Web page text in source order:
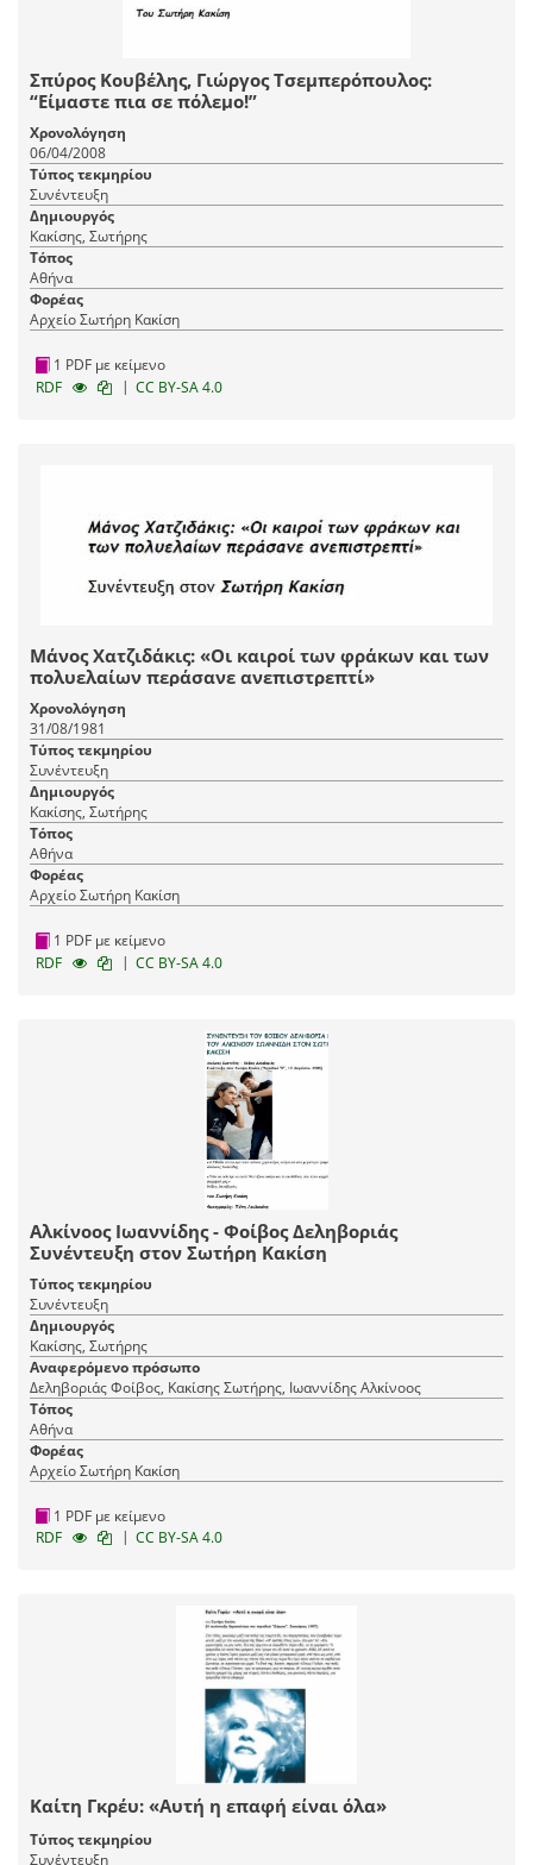
Σπύρος Κουβέλης, Γιώργος Τσεμπερόπουλος:
“Είμαστε πια σε πόλεμο!”
Χρονολόγηση
06/04/2008
Τύπος τεκμηρίου
Συνέντευξη
Δημιουργός
Κακίσης, Σωτήρης
Τόπος
Αθήνα
Φορέας
Αρχείο Σωτήρη Κακίση
1 PDF με κείμενο
RDF
| CC BY-SA 4.0
Μάνος Χατζιδάκις: «Οι καιροί των φράκων και των
πολυελαίων περάσανε ανεπιστρεπτί»
Χρονολόγηση
31/08/1981
Τύπος τεκμηρίου
Συνέντευξη
Δημιουργός
Κακίσης, Σωτήρης
Τόπος
Αθήνα
Φορέας
Αρχείο Σωτήρη Κακίση
1 PDF με κείμενο
RDF
| CC BY-SA 4.0
Αλκίνοος Ιωαννίδης - Φοίβος Δεληβοριάς
Συνέντευξη στον Σωτήρη Κακίση
Τύπος τεκμηρίου
Συνέντευξη
Δημιουργός
Κακίσης, Σωτήρης
Αναφερόμενο πρόσωπο
Δεληβοριάς Φοίβος, Κακίσης Σωτήρης, Ιωαννίδης Αλκίνοος
Τόπος
Αθήνα
Φορέας
Αρχείο Σωτήρη Κακίση
1 PDF με κείμενο
RDF
| CC BY-SA 4.0
Καίτη Γκρέυ: «Αυτή η επαφή είναι όλα»
Τύπος τεκμηρίου
Συνέντευξη